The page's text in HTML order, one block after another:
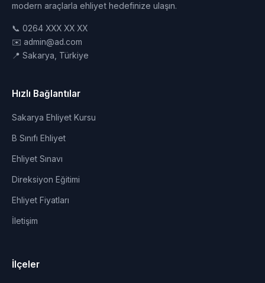
modern araçlarla ehliyet hedefinize ulaşın.
📞 0264 XXX XX XX
✉️ admin@ad.com
📍 Sakarya, Türkiye
Hızlı Bağlantılar
Sakarya Ehliyet Kursu
B Sınıfı Ehliyet
Ehliyet Sınavı
Direksiyon Eğitimi
Ehliyet Fiyatları
İletişim
İlçeler